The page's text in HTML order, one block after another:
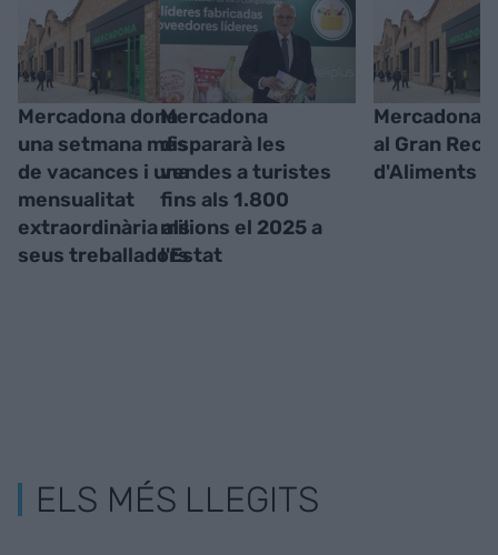
Mercadona dona
una setmana més
de vacances i una
mensualitat
extraordinària als
seus treballadors
Mercadona
dispararà les
vendes a turistes
fins als 1.800
milions el 2025 a
l'Estat
Mercadona
al Gran
d'Aliments
ELS MÉS LLEGITS